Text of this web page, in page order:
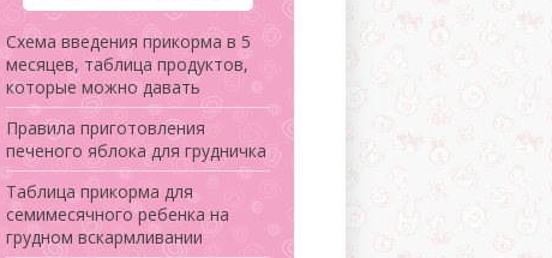
Схема введения прикорма в 5
месяцев, таблица продуктов,
которые можно давать
Правила приготовления
печеного яблока для грудничка
Таблица прикорма для
семимесячного ребенка на
грудном вскармливании